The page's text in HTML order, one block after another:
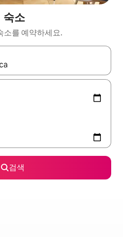
숙소
소를 예약하세요.
표 키를 사용하거나 터치 또는 스와이
검색